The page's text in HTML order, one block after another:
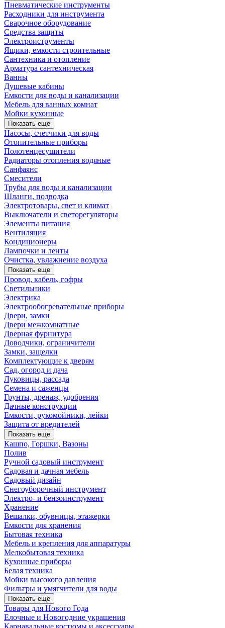
Пневматические инструменты
Расходники для инструмента
Сварочное оборудование
Средства защиты
Электроиструменты
Ящики, емкости строительные
Сантехника и отопление
Арматура сантехническая
Ванны
Душевые кабины
Емкости для воды и канализации
Мебель для ванных комнат
Мойки кухонные
Показать еще
Насосы, счетчики для воды
Отопительные приборы
Полотенцесушители
Радиаторы отопления водяные
Санфаянс
Смесители
Трубы для воды и канализации
Шланги, подводка
Электротовары, свет и климат
Выключатели и светорегуляторы
Элементы питания
Вентиляция
Кондиционеры
Лампочки и ленты
Очистка, увлажнение воздуха
Показать еще
Провод, кабель, гофры
Светильники
Электрика
Электрообогревательные приборы
Двери, замки
Двери межкомнатные
Дверная фурнитура
Доводчики, ограничители
Замки, защелки
Комплектующие к дверям
Сад, огород и дача
Луковицы, рассада
Семена и саженцы
Грунты, дренаж, удобрения
Дачные конструкции
Емкости, рукомойники, лейки
Защита от вредителей
Показать еще
Кашпо, Горшки, Вазоны
Полив
Ручной садовый инструмент
Садовая и дачная мебель
Садовый дизайн
Снегоуборочный инструмент
Электро- и бензоинструмент
Хранение
Вешалки, обувницы, этажерки
Емкости для хранения
Бытовая техника
Мебель и крепления для аппаратуры
Мелкобытовая техника
Кухонные приборы
Белая техника
Мойки высокого давления
Фильтры и умягчители для воды
Показать еще
Товары для Нового Года
Елочные и Новогодние украшения
Карнавальные костюмы и аксессуары